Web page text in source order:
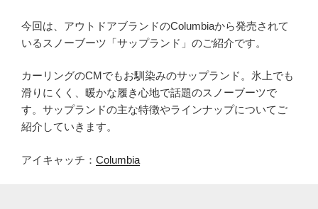
今回は、アウトドアブランドのColumbiaから発売されて
いるスノーブーツ「サップランド」のご紹介です。
カーリングのCMでもお馴染みのサップランド。氷上でも
滑りにくく、暖かな履き心地で話題のスノーブーツで
す。サップランドの主な特徴やラインナップについてご
紹介していきます。
アイキャッチ： Columbia